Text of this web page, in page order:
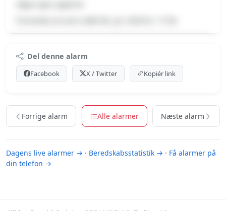
Log ind med Premium for at se meldingen og kortet.
Se Premium-muligheder
Del denne alarm
Facebook X / Twitter Kopiér link
Forrige alarm Alle alarmer Næste alarm
Dagens live alarmer → · Beredskabsstatistik → · Få alarmer på
din telefon →